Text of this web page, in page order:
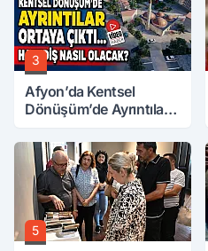
3
Afyon’da Kentsel
Dönüşüm’de Ayrıntılar
Nasıl Olacak?
5